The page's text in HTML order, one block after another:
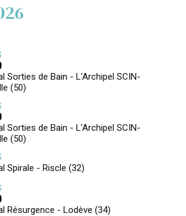
Sorties de Bain - L'Archipel SCIN-
(50)
Sorties de Bain - L'Archipel SCIN-
(50)
Spirale - Riscle (32)
Résurgence - Lodève (34)